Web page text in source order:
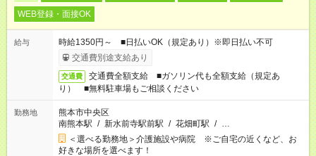
WEB登録・面接OK
給与
時給1350円～ ■日払いOK（規定あり）※即日払い不可
交通費別途支給あり
交通費
交通費全額支給 ■ガソリン代も全額支給（規定あ
り） ■無料駐車場もご相談ください
勤務地
熊本市中央区
南熊本駅 / 新水前寺駅前駅 / 花畑町駅 / …
＜選べる勤務地＞介護施設や病院 ※ご自宅の近くなど、お
好きな場所を選べます！